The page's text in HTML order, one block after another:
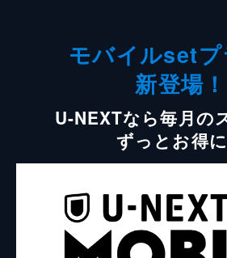
モバイルset
新登場！
U-NEXTなら毎月の
ずっとお得に